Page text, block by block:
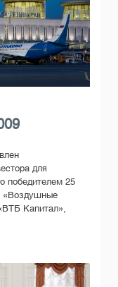
для
победителем 25
«Воздушные
Капитал»,